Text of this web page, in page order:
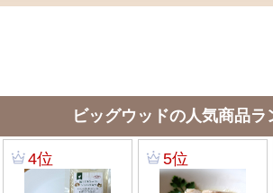
ビッグウッドの人気商品ラ